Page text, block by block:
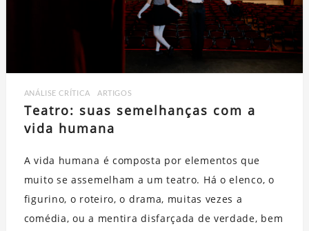
ANÁLISE CRÍTICA ARTIGOS
Teatro: suas semelhanças com a
vida humana
A vida humana é composta por elementos que
muito se assemelham a um teatro. Há o elenco, o
figurino, o roteiro, o drama, muitas vezes a
comédia, ou a mentira disfarçada de verdade, bem